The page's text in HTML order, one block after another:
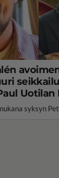
Uotilan
syksyn